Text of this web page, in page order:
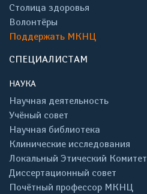
Столица здоровья
Волонтёры
Поддержать МКНЦ
СПЕЦИАЛИСТАМ
НАУКА
Научная деятельность
Учёный совет
Научная библиотека
Клинические исследования
Локальный Этический Комитет
Диссертационный совет
Почётный профессор МКНЦ